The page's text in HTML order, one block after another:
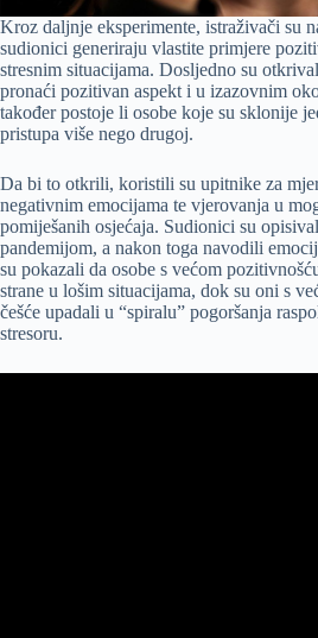
Kroz daljnje eksperimente, istraživači su
sudionici generiraju vlastite primjere
stresnim situacijama. Dosljedno su
pronaći pozitivan aspekt i u izazovnim
također postoje li osobe koje su sklonije
pristupa više nego drugoj.
Da bi to otkrili, koristili su upitnike za
negativnim emocijama te vjerovanja u
pomiješanih osjećaja. Sudionici su
pandemijom, a nakon toga navodili
su pokazali da osobe s većom
strane u lošim situacijama, dok su oni s
češće upadali u “spiralu” pogoršanja
stresoru.